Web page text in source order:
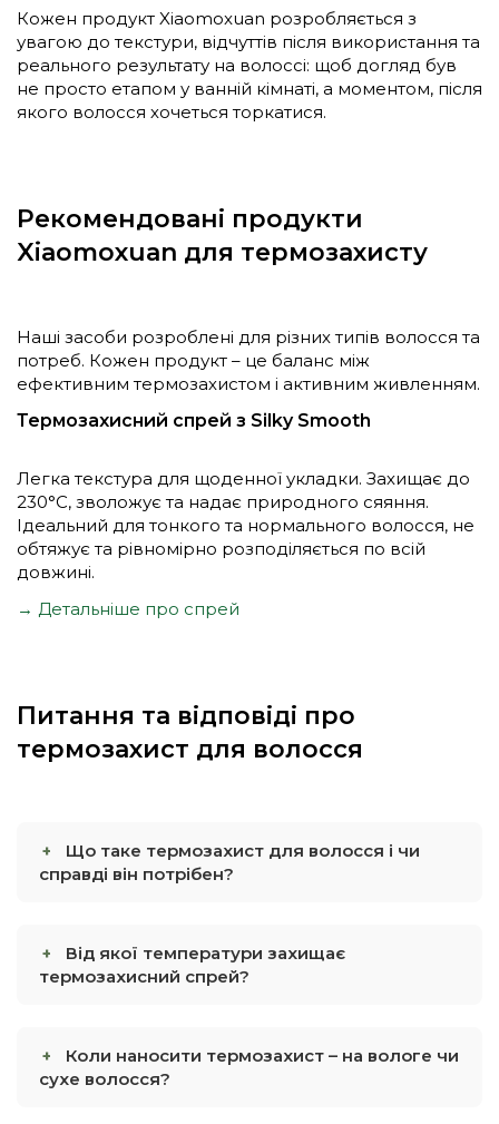
Кожен продукт Xiaomoxuan розробляється з
увагою до текстури, відчуттів після використання та
реального результату на волоссі: щоб догляд був
не просто етапом у ванній кімнаті, а моментом, після
якого волосся хочеться торкатися.
Рекомендовані продукти
Xiaomoxuan для термозахисту
Наші засоби розроблені для різних типів волосся та
потреб. Кожен продукт – це баланс між
ефективним термозахистом і активним живленням.
Термозахисний спрей з Silky Smooth
Легка текстура для щоденної укладки. Захищає до
230°С, зволожує та надає природного сяяння.
Ідеальний для тонкого та нормального волосся, не
обтяжує та рівномірно розподіляється по всій
довжині.
→ Детальніше про спрей
Питання та відповіді про
термозахист для волосся
Що таке термозахист для волосся і чи
справді він потрібен?
Від якої температури захищає
термозахисний спрей?
Коли наносити термозахист – на вологе чи
сухе волосся?